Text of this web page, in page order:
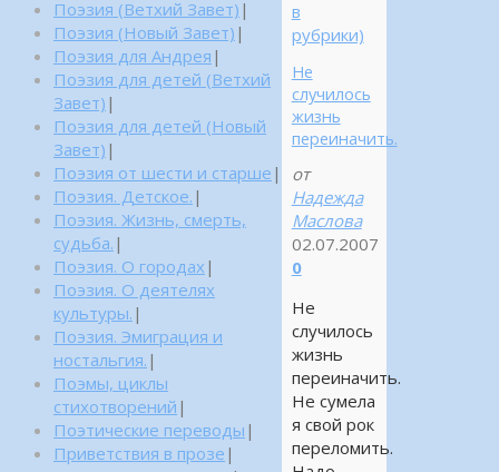
в
рубрики)
Не
случилось
жизнь
переиначить.
от
Надежда
Маслова
02.07.2007
0
Не
случилось
жизнь
переиначить.
Не сумела
я свой рок
переломить.
Поэзия (Ветхий Завет) |
Поэзия (Новый Завет) |
Поэзия для Андрея |
Поэзия для детей (Ветхий
Завет) |
Поэзия для детей (Новый
Завет) |
Поэзия от шести и старше |
Поэзия. Детское. |
Поэзия. Жизнь, смерть,
судьба. |
Поэзия. О городах |
Поэзия. О деятелях
культуры. |
Поэзия. Эмиграция и
ностальгия. |
Поэмы, циклы
стихотворений |
Поэтические переводы |
Приветствия в прозе |